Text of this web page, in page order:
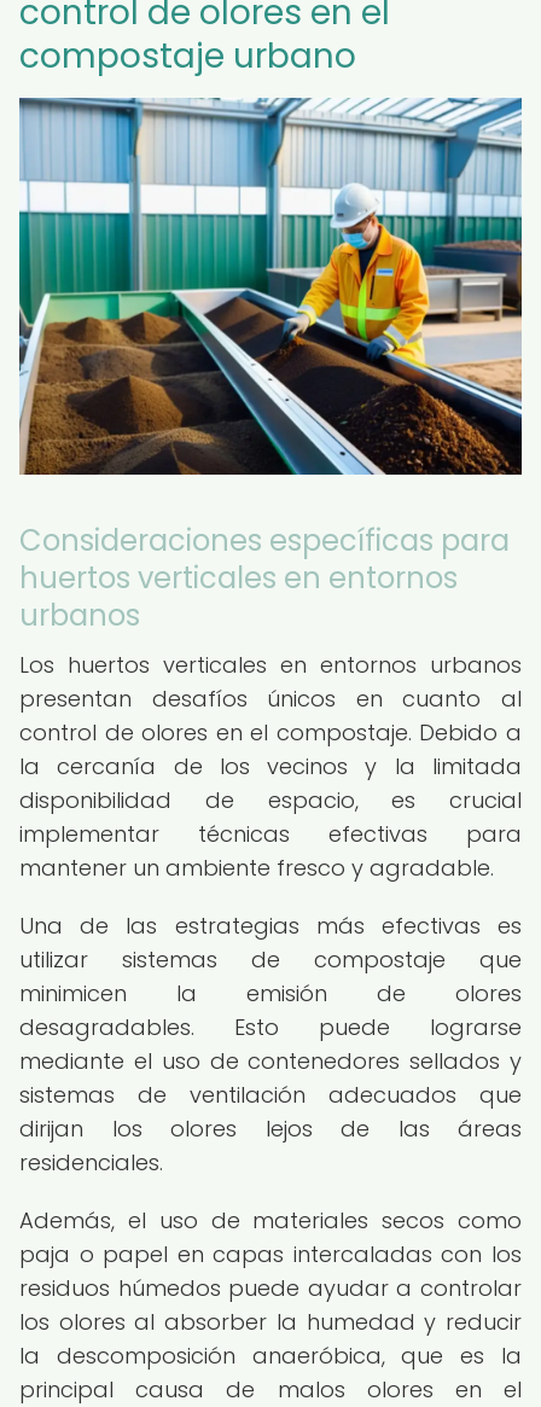
control de olores en el
compostaje urbano
Consideraciones específicas para
huertos verticales en entornos
urbanos
Los huertos verticales en entornos urbanos
presentan desafíos únicos en cuanto al
control de olores en el compostaje. Debido a
la cercanía de los vecinos y la limitada
disponibilidad de espacio, es crucial
implementar técnicas efectivas para
mantener un ambiente fresco y agradable.
Una de las estrategias más efectivas es
utilizar sistemas de compostaje que
minimicen la emisión de olores
desagradables. Esto puede lograrse
mediante el uso de contenedores sellados y
sistemas de ventilación adecuados que
dirijan los olores lejos de las áreas
residenciales.
Además, el uso de materiales secos como
paja o papel en capas intercaladas con los
residuos húmedos puede ayudar a controlar
los olores al absorber la humedad y reducir
la descomposición anaeróbica, que es la
principal causa de malos olores en el